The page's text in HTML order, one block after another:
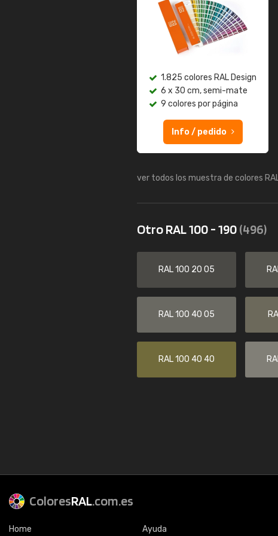
1.825 colores RAL Design
6 x 30 cm, semi-mate
9 colores por página
Info / pedido
ver todos los muestra de colores
Otro RAL 100 - 190(496)
RAL 100 20 05
RAL 100 40 05
RAL 100 40 40
ColoresRAL.com.es
Home Ayuda